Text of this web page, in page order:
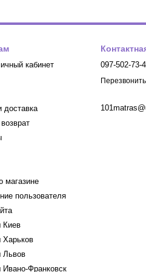
от 3 лет и старше – более
одеяло. Летние
или искусственными
воздухопроницаемостью и
такие как холофайбер
требуют особого ухода.
самой выгодной цене с доставкой
кабинет
доставка
магазине
пользователя
Киев
Харьков
Львов
Ивано-Франковск
097-502-73-